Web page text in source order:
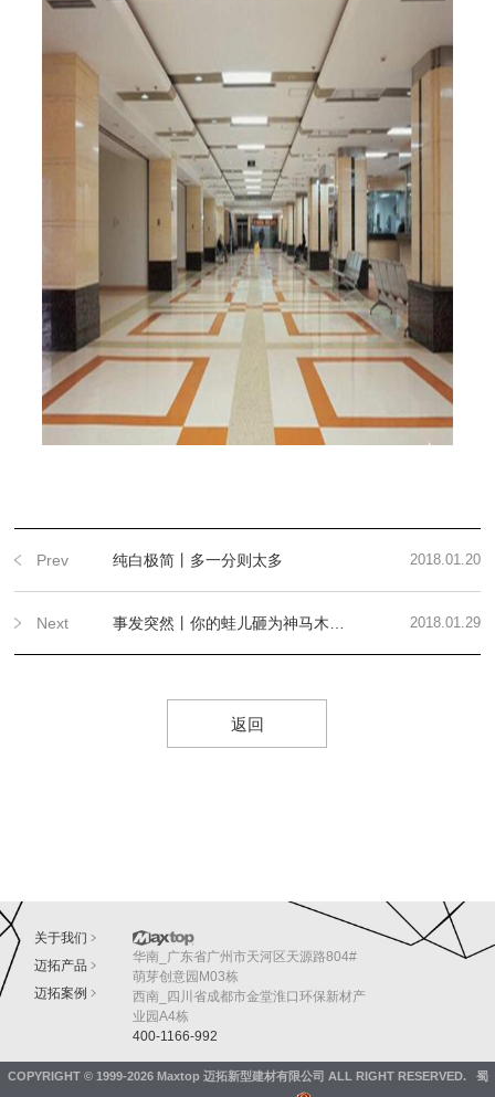
Prev 纯白极简丨多一分则太多 2018.01.20
Next 2018.01.29
返回
关于我们
迈拓产品
迈拓案例
华南_广东省广州市天河区天源路804#
萌芽创意园M03栋
西南_四川省成都市金堂淮口环保新材产
业园A4栋
400-1166-992
COPYRIGHT © 1999-2026 Maxtop 迈拓新型建材有限公司 ALL RIGHT RESERVED. 蜀